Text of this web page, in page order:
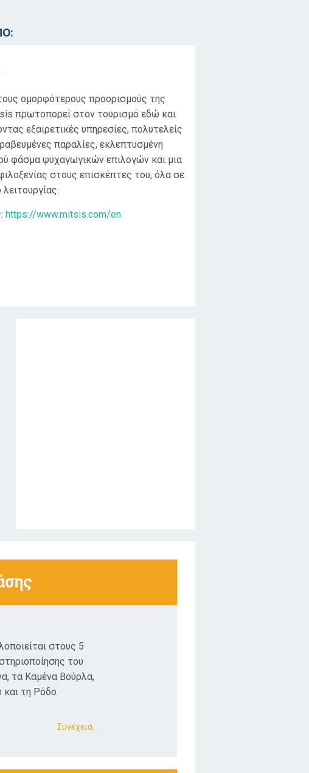
ομορφότερους προορισμούς της
πρωτοπορεί στον τουρισμό εδώ και
εξαιρετικές υπηρεσίες, πολυτελείς
παραλίες, εκλεπτυσμένη
φάσμα ψυχαγωγικών επιλογών και μια
στους επισκέπτες του, όλα σε
https://www.mitsis.com/en
στους 5
του
τα Καμένα Βούρλα,
τη Ρόδο.
Συνέχεια…